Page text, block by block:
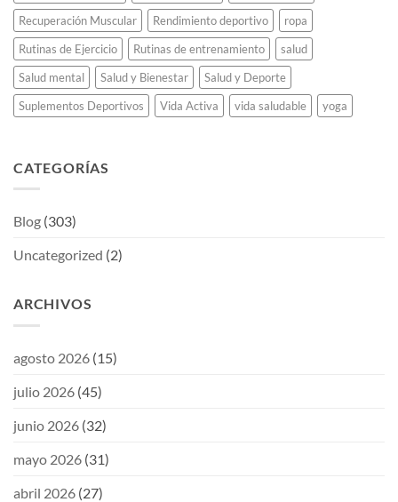
Recuperación Muscular
Rendimiento deportivo
ropa
Rutinas de Ejercicio
Rutinas de entrenamiento
salud
Salud mental
Salud y Bienestar
Salud y Deporte
Suplementos Deportivos
Vida Activa vida saludable yoga
CATEGORÍAS
Blog (303)
Uncategorized (2)
ARCHIVOS
agosto 2026 (15)
julio 2026 (45)
junio 2026 (32)
mayo 2026 (31)
abril 2026 (27)